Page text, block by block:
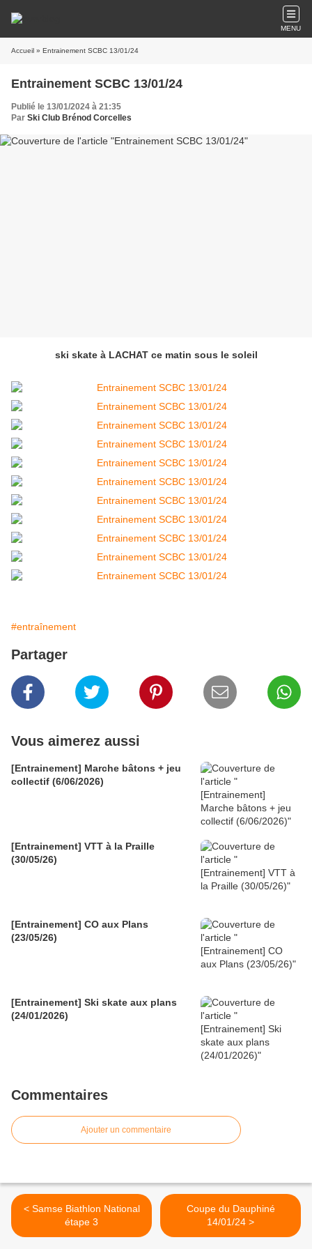
MENU
Accueil » Entrainement SCBC 13/01/24
Entrainement SCBC 13/01/24
Publié le 13/01/2024 à 21:35
Par Ski Club Brénod Corcelles
ski skate à LACHAT ce matin sous le soleil
#entraînement
Partager
Vous aimerez aussi
[Entrainement] Marche bâtons + jeu
collectif (6/06/2026)
[Entrainement] VTT à la Praille
(30/05/26)
[Entrainement] CO aux Plans
(23/05/26)
[Entrainement] Ski skate aux plans
(24/01/2026)
Commentaires
Ajouter un commentaire
< Samse Biathlon National
étape 3
Coupe du Dauphiné
14/01/24 >